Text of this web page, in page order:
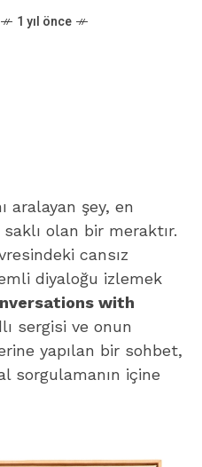
1 yıl önce
aralayan şey, en
olan bir meraktır.
cansız
diyaloğu izlemek
with
sergisi ve onun
yapılan bir sohbet,
sorgulamanın içine